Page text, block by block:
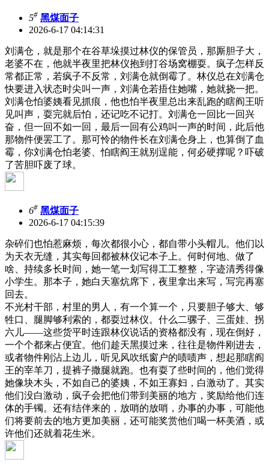
5# 黑煤面子
2026-6-17 04:14:31
刘满仓，就是那个在谷草垛摸过林仪的保管员，那厮胆子大，
老婆不在，他就半夜里把林仪抱到打谷场窝棚耍。疯子怎样反
常都正常，若疯子不反常，刘满仓就倒霉了。林仪总在刘满仓
快要进入状态时尖叫一声，刘满仓若捂住她嘴，她就挠一把。
刘满仓怕婆姨看见抓痕，他也怕半夜里总出来乱跑的瞎阎王听
见叫声，耍完就后怕，还记吃不记打。刘满仓一回比一回兴
奋，但一回不如一回，最后一回有公鸡叫一声的时间，此后他
那物件便罢工了。那可怜的物件长在刘满仓身上，也算倒了血
霉，你刘满仓怕老婆、怕瞎阎王就别逞能，何必硬撑呢？吓破
了苦胆吓废了球。
6# 黑煤面子
2026-6-17 04:15:39
杂碎们也怕惹麻烦，每次都很小心，都自带小头帽儿。他们以
为天衣无缝，其实每回都被林仪记本子上。何时何地、做了
啥、持续多长时间，她一笔一划写得工工整整，字迹清秀得像
小学生。那本子，她白天塞炕席下，夜里拿出来写，写完再塞
回去。
不光村干部，村里的男人，有一个算一个，只要胆子够大、够
牲口、腿脚够利索的，都耍过林仪。什么二骡子、三蛋娃、拐
六儿——这些货平时连跟林仪说话的资格都没有，现在倒好，
一个个都来占便宜。他们趁天黑摸过来，往往是物件刚进去，
或者物件刚沾上边儿，听见风吹纸窗户的啧啧声，想起那瞎阎
王的宰羊刀，提裤子撒腿就跑。也有耍了些时间的，他们觉得
她像块木头，不如自己的婆姨，不如王寡妇，白激动了。其实
他们没白激动，疯子会把他们带到美丽的地方，奖励给他们连
体的手镯。还有结伴来的，放哨的放哨，办事的办事，可能他
们将要前去的地方更加美丽，还可能奖赏他们喝一杯美酒，或
许他们还就着花生米。